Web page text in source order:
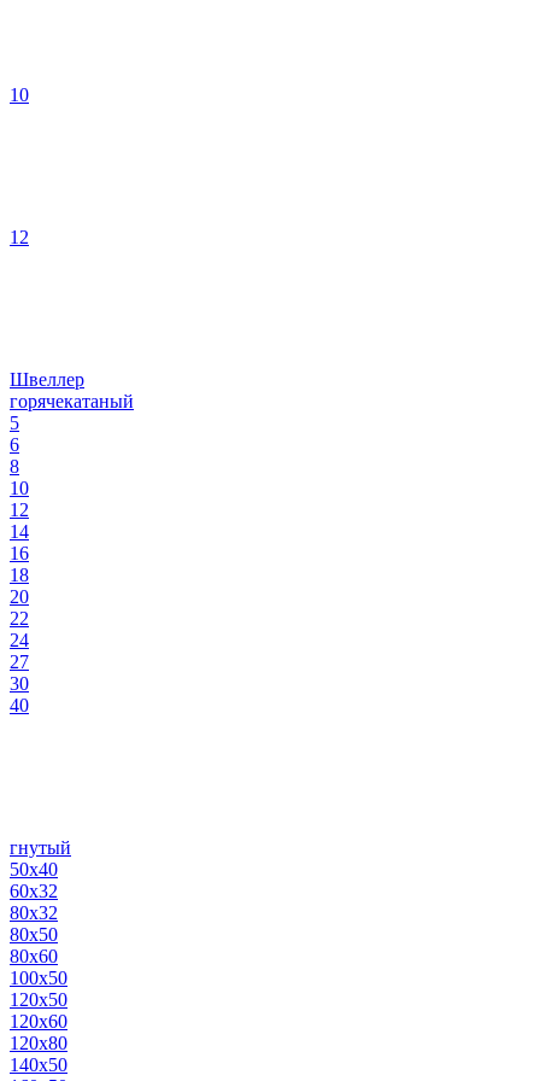
10
12
Швеллер
горячекатаный
5
6
8
10
12
14
16
18
20
22
24
27
30
40
гнутый
50х40
60х32
80х32
80х50
80х60
100х50
120х50
120х60
120х80
140х50